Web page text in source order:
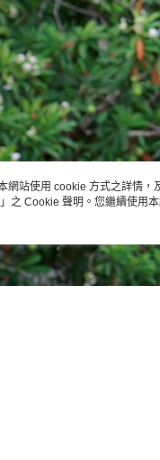
網站使用 cookie 方式之詳情
」之 Cookie 聲明。您繼續使用